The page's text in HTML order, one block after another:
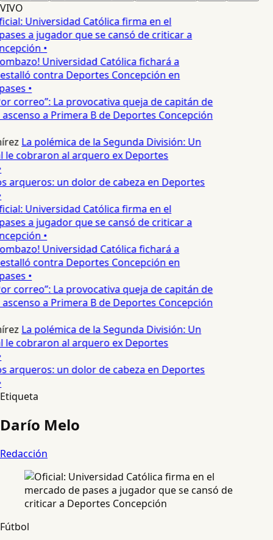
VIVO
Universidad Católica firma en el
a jugador que se cansó de criticar a
•
Universidad Católica fichará a
contra Deportes Concepción en
•
correo”: La provocativa queja de capitán de
a Primera B de Deportes Concepción
La polémica de la Segunda División: Un
cobraron al arquero ex Deportes
arqueros: un dolor de cabeza en Deportes
Universidad Católica firma en el
a jugador que se cansó de criticar a
•
Universidad Católica fichará a
contra Deportes Concepción en
•
correo”: La provocativa queja de capitán de
a Primera B de Deportes Concepción
La polémica de la Segunda División: Un
cobraron al arquero ex Deportes
arqueros: un dolor de cabeza en Deportes
Etiqueta
Darío Melo
Redacción
Fútbol